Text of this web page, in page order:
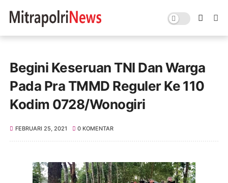
Begini Keseruan TNI Dan Warga
Pada Pra TMMD Reguler Ke 110
Kodim 0728/Wonogiri
FEBRUARI 25, 2021 0 KOMENTAR